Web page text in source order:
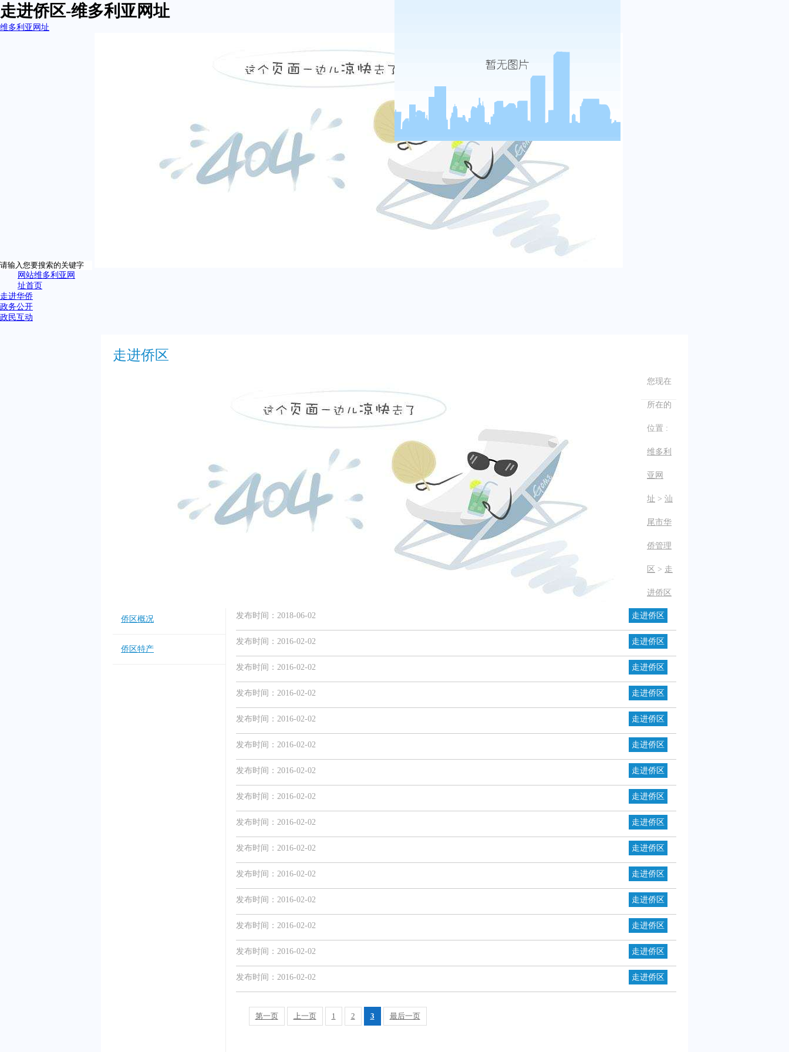
走进侨区-维多利亚网址
维多利亚网址
网站维多利亚网
址首页
走进华侨
政务公开
政民互动
走进侨区
您现在
所在的
位置 :
维多利
亚网
址 > 汕
尾市华
侨管理
区 > 走
进侨区
侨区概况
侨区特产
发布时间：2018-06-02 走进侨区
发布时间：2016-02-02 走进侨区
发布时间：2016-02-02 走进侨区
发布时间：2016-02-02 走进侨区
发布时间：2016-02-02 走进侨区
发布时间：2016-02-02 走进侨区
发布时间：2016-02-02 走进侨区
发布时间：2016-02-02 走进侨区
发布时间：2016-02-02 走进侨区
发布时间：2016-02-02 走进侨区
发布时间：2016-02-02 走进侨区
发布时间：2016-02-02 走进侨区
发布时间：2016-02-02 走进侨区
发布时间：2016-02-02 走进侨区
发布时间：2016-02-02 走进侨区
第一页 上一页 1 2 3 最后一页